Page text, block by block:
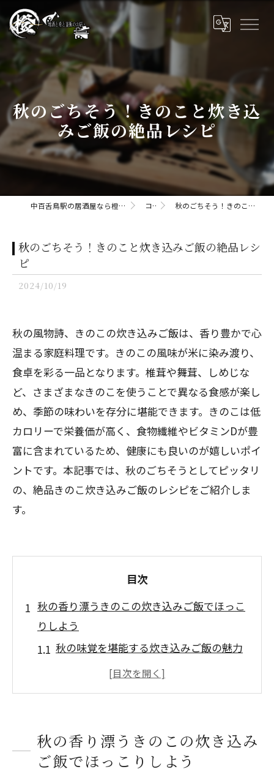
秋のごちそう！きのこと炊き込
みご飯の絶品レシピ
中百舌鳥駅の居酒屋なら橙daidaii-地酒と肴と釜飯のお店 コラム 秋のごちそう！きのこと炊き込みご飯の絶品レシピ
秋のごちそう！きのこと炊き込みご飯の絶品レシ
ピ
2024/10/19
秋の風物詩、きのこの炊き込みご飯は、香り豊かで心
温まる家庭料理です。きのこの風味が米に染み渡り、
食卓を彩る一品となります。椎茸や舞茸、しめじな
ど、さまざまなきのこを使うことで異なる食感が楽し
め、季節の味わいを存分に堪能できます。きのこは低
カロリーで栄養価が高く、食物繊維やビタミンDが豊
富に含まれているため、健康にも良いのが嬉しいポイ
ントです。本記事では、秋のごちそうとしてピッタリ
の、絶品きのこ炊き込みご飯のレシピをご紹介しま
す。
目次
秋の香り漂うきのこの炊き込みご飯でほっこ
りしよう
秋の味覚を堪能する炊き込みご飯の魅力
心温まるひとときを演出する秋のレシピ
きのこの香りが広がる贅沢なひと皿
きのこの選び方で変わる風味の楽しみ
秋を彩る食材で作る炊き込みご飯
秋の香り漂うきのこの炊き込み
ご飯でほっこりしよう